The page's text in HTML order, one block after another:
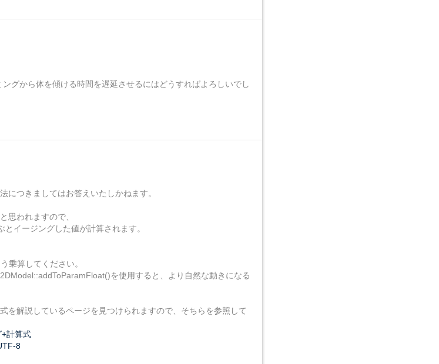
グから体を傾ける時間を遅延させるにはどうすればよろしいでし
につきましてはお答えいたしかねます。
思われますので、
イージングした値が計算されます。
乗算してください。
を使用すると、より自然な動きになる
を解説しているページを見つけられますので、そちらを参照して
計算式
8